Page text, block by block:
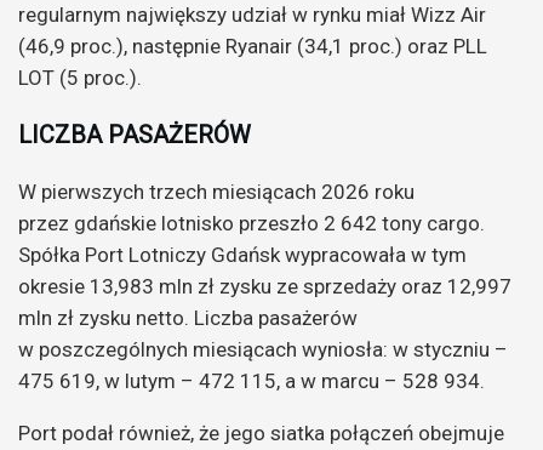
regularnym największy udział w rynku miał Wizz Air
(46,9 proc.), następnie Ryanair (34,1 proc.) oraz PLL
LOT (5 proc.).
LICZBA PASAŻERÓW
W pierwszych trzech miesiącach 2026 roku
przez gdańskie lotnisko przeszło 2 642 tony cargo.
Spółka Port Lotniczy Gdańsk wypracowała w tym
okresie 13,983 mln zł zysku ze sprzedaży oraz 12,997
mln zł zysku netto. Liczba pasażerów
w poszczególnych miesiącach wyniosła: w styczniu –
475 619, w lutym – 472 115, a w marcu – 528 934.
Port podał również, że jego siatka połączeń obejmuje